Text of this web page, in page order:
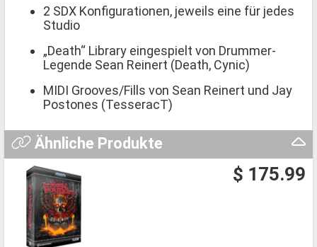
2 SDX Konfigurationen, jeweils eine für jedes
Studio
„Death“ Library eingespielt von Drummer-
Legende Sean Reinert (Death, Cynic)
MIDI Grooves/Fills von Sean Reinert und Jay
Postones (TesseracT)
Ähnliche Produkte
$ 175.99